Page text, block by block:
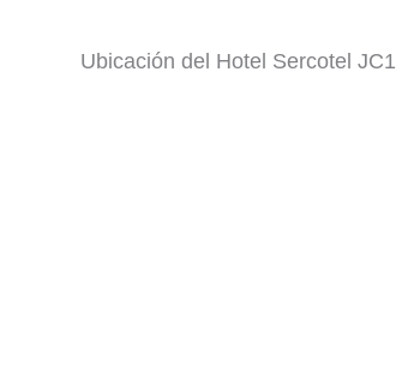
Ubicación del Hotel Sercotel JC1